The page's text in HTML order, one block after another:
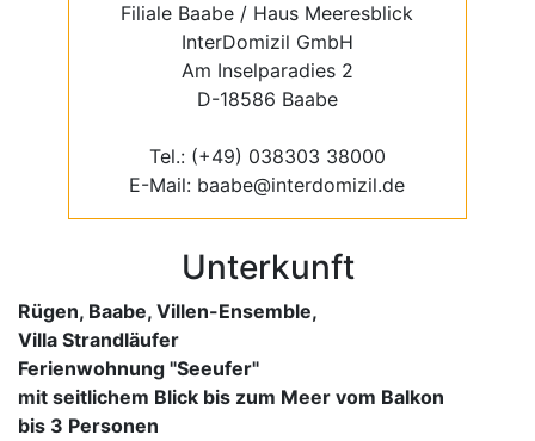
Filiale Baabe / Haus Meeresblick
InterDomizil GmbH
Am Inselparadies 2
D-18586 Baabe
Tel.: (+49) 038303 38000
E-Mail: baabe@interdomizil.de
Unterkunft
Rügen, Baabe, Villen-Ensemble,
Villa Strandläufer
Ferienwohnung "Seeufer"
mit seitlichem Blick bis zum Meer vom Balkon
bis 3 Personen